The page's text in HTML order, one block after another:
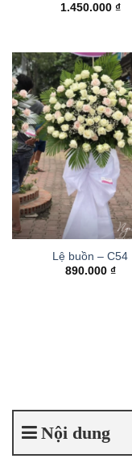
1.450.000 ₫
Lệ buồn – C54
890.000 ₫
Nội dung